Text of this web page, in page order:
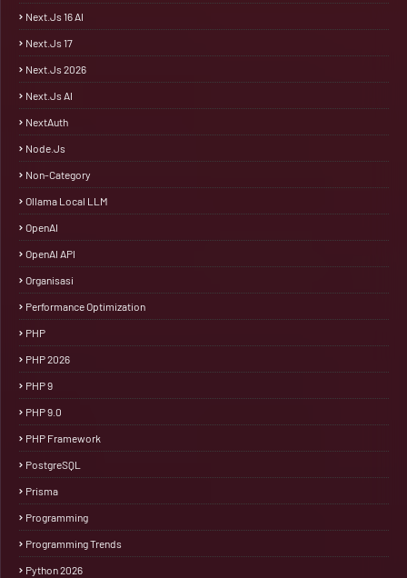
Next.js 16 AI
Next.js 17
Next.js 2026
Next.js AI
NextAuth
Node.js
Non-Category
Ollama Local LLM
OpenAI
OpenAI API
Organisasi
Performance Optimization
PHP
PHP 2026
PHP 9
PHP 9.0
PHP Framework
PostgreSQL
Prisma
Programming
Programming Trends
Python 2026